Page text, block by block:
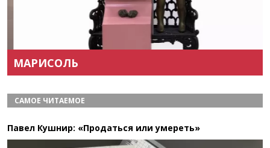
МАРИСОЛЬ
САМОЕ ЧИТАЕМОЕ
Павел Кушнир: «Продаться или умереть»